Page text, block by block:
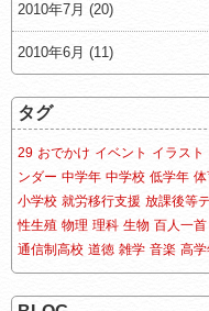
2010年7月 (20)
2010年6月 (11)
タグ
29 おでかけ イベント イラスト
ンダー 中学年 中学校 低学年
小学校 就労移行支援 放課後等
性生殖 物理 理科 生物 百人一首
通信制高校 道徳 雑学 音楽 高